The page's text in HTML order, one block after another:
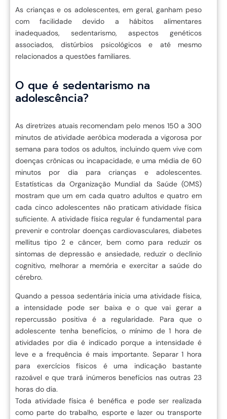
As crianças e os adolescentes, em geral, ganham peso
com facilidade devido a hábitos alimentares
inadequados, sedentarismo, aspectos genéticos
associados, distúrbios psicológicos e até mesmo
relacionados a questões familiares.
O que é sedentarismo na
adolescência?
As diretrizes atuais recomendam pelo menos 150 a 300
minutos de atividade aeróbica moderada a vigorosa por
semana para todos os adultos, incluindo quem vive com
doenças crônicas ou incapacidade, e uma média de 60
minutos por dia para crianças e adolescentes.
Estatísticas da Organização Mundial da Saúde (OMS)
mostram que um em cada quatro adultos e quatro em
cada cinco adolescentes não praticam atividade física
suficiente. A atividade física regular é fundamental para
prevenir e controlar doenças cardiovasculares, diabetes
mellitus tipo 2 e câncer, bem como para reduzir os
sintomas de depressão e ansiedade, reduzir o declínio
cognitivo, melhorar a memória e exercitar a saúde do
cérebro.
Quando a pessoa sedentária inicia uma atividade física,
a intensidade pode ser baixa e o que vai gerar a
repercussão positiva é a regularidade. Para que o
adolescente tenha benefícios, o mínimo de 1 hora de
atividades por dia é indicado porque a intensidade é
leve e a frequência é mais importante. Separar 1 hora
para exercícios físicos é uma indicação bastante
razoável e que trará inúmeros benefícios nas outras 23
horas do dia.
Toda atividade física é benéfica e pode ser realizada
como parte do trabalho, esporte e lazer ou transporte